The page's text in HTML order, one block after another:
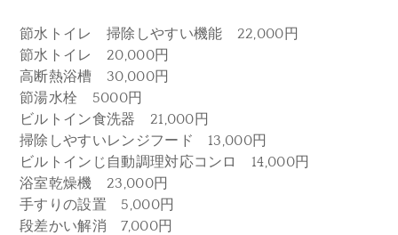
節水トイレ 掃除しやすい機能 22,000円
節水トイレ 20,000円
高断熱浴槽 30,000円
節湯水栓 5000円
ビルトイン食洗器 21,000円
掃除しやすいレンジフード 13,000円
ビルトインじ自動調理対応コンロ 14,000円
浴室乾燥機 23,000円
手すりの設置 5,000円
段差かい解消 7,000円